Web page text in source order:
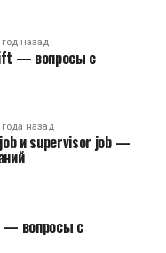
год назад
— вопросы с
года назад
и supervisor job —
— вопросы с